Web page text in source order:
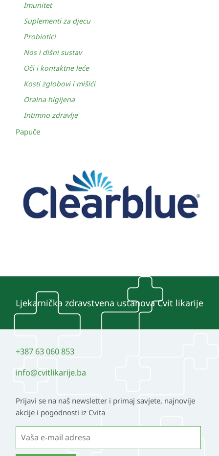
Imunitet
Suplementi za djecu
Probiotici
Nos i dišni sustav
Oči i kontaktne leće
Kosti zglobovi i mišići
Oralna higijena
Intimno zdravlje
Papuče
Ljekarnička zdravstvena ustanova Cvit likarije
+387 63 060 853
info@cvitlikarije.ba
Prijavi se na naš newsletter i primaj savjete, najnovije
akcije i pogodnosti iz Cvita